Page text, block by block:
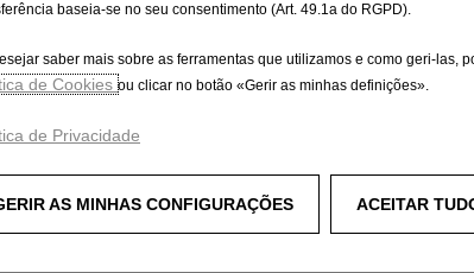
baseia-se no seu consentimento (Art. 49.1a do RGPD).
saber mais sobre as ferramentas que utilizamos e como geri-las,
de Cookies ou clicar no botão «Gerir as minhas definições».
de Privacidade
GERIR AS MINHAS CONFIGURAÇÕES ACEITAR